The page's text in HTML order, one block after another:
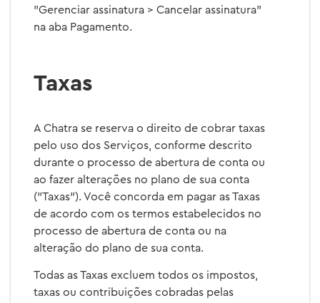
"Gerenciar assinatura > Cancelar assinatura"
na aba Pagamento.
Taxas
A Chatra se reserva o direito de cobrar taxas
pelo uso dos Serviços, conforme descrito
durante o processo de abertura de conta ou
ao fazer alterações no plano de sua conta
("Taxas"). Você concorda em pagar as Taxas
de acordo com os termos estabelecidos no
processo de abertura de conta ou na
alteração do plano de sua conta.
Todas as Taxas excluem todos os impostos,
taxas ou contribuições cobradas pelas